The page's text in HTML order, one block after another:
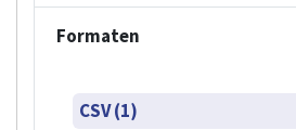
Formaten
CSV (1)